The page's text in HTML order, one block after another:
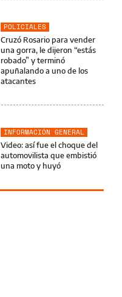
POLICIALES
Cruzó Rosario para vender
una gorra, le dijeron “estás
robado” y terminó
apuñalando a uno de los
atacantes
INFORMACIÓN GENERAL
Video: así fue el choque del
automovilista que embistió
una moto y huyó